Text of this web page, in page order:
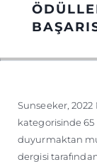
Sunseeker, 2022
kategorisinde
duyurmaktan
dergisi